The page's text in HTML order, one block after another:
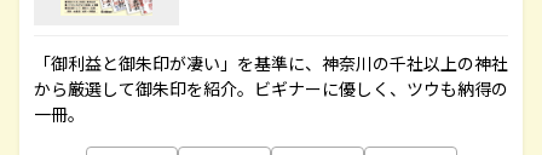
「御利益と御朱印が凄い」を基準に、神奈川の千社以上の神社
から厳選して御朱印を紹介。ビギナーに優しく、ツウも納得の
一冊。